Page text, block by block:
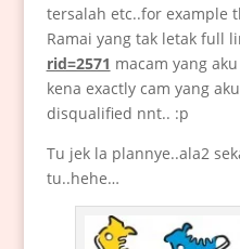
tersalah etc..for example
Ramai yang tak letak full
rid=2571 macam yang
kena exactly cam yang
disqualified nnt.. :p
Tu jek la plannye..ala2
tu..hehe…